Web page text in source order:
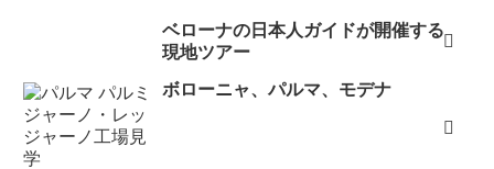
かったです。早い対応で旅行の計画もたてやすくとても
助かりました。また、是非利用させて頂きたいと思いま
す。（2014年8月）
ウフィッツィもアカデミアも長蛇の列を尻目に「予約あ
り」の列で並ばずに入れました。おかげさまで時間を有
ベローナの日本人ガイドが開催する
現地ツアー
ボローニャ、パルマ、モデナ